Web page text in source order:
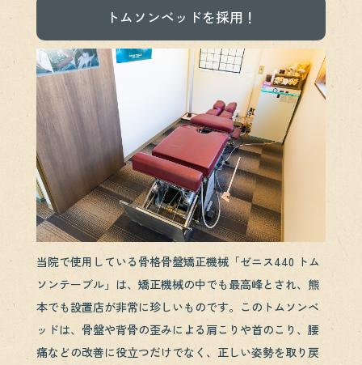
トムソンベッドを採用！
当院で使用している骨格骨盤矯正機械「ゼニス440 トム
ソンテーブル」は、矯正機械の中でも最高峰とされ、熊
本でも設置店が非常に珍しいものです。このトムソンベ
ッドは、骨盤や背骨の歪みによる肩こりや首のこり、腰
痛などの改善に役立つだけでなく、正しい姿勢を取り戻